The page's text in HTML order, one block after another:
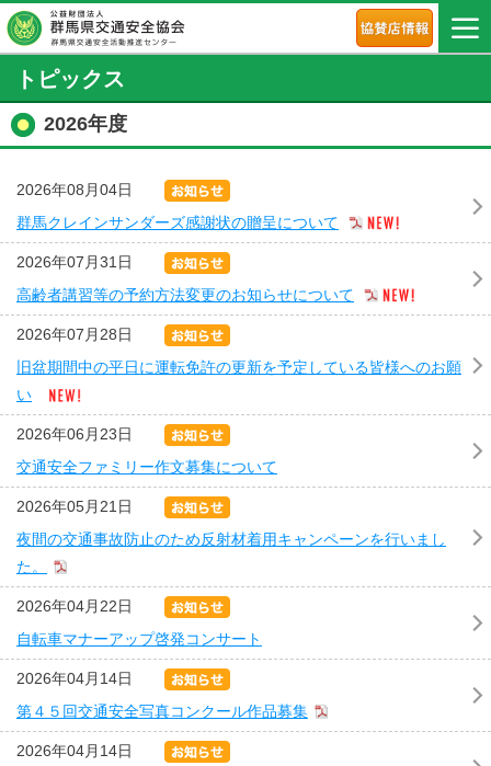
トピックス
2026年度
2026年08月04日
群馬クレインサンダーズ感謝状の贈呈について
2026年07月31日
高齢者講習等の予約方法変更のお知らせについて
2026年07月28日
旧盆期間中の平日に運転免許の更新を予定している皆様へのお願
い
2026年06月23日
交通安全ファミリー作文募集について
2026年05月21日
夜間の交通事故防止のため反射材着用キャンペーンを行いまし
た。
2026年04月22日
自転車マナーアップ啓発コンサート
2026年04月14日
第４５回交通安全写真コンクール作品募集
2026年04月14日